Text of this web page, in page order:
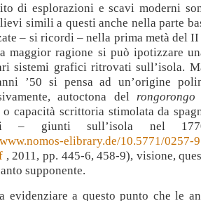
di esplorazioni e scavi moderni
simili a questi anche nella parte
– si ricordi – nella prima metà del
maggior ragione si può ipotizzare
sistemi grafici ritrovati sull’isola.
’50 si pensa ad un’origine
autoctona del rongorongo
capacità scrittoria stimolata da
– giunti sull’isola nel
elibrary.de/10.5771/0257-
, 2011, pp. 445-6, 458-9), visione,
supponente.
evidenziare a questo punto che le